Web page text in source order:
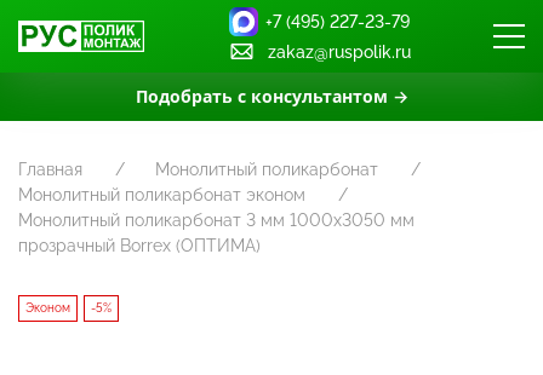
Подобрать с консультантом →
+7 (495) 227-23-79
zakaz@ruspolik.ru
Главная
Монолитный поликарбонат
Монолитный поликарбонат эконом
Монолитный поликарбонат 3 мм 1000х3050 мм
прозрачный Borrex (ОПТИМА)
Эконом -5%